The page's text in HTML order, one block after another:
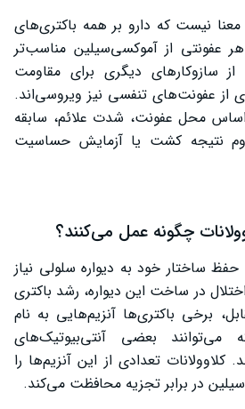
سوسپانسیون آموکسی کلاو
کلاو و مقاومت آنتی‌بیوتیکی
معنا نیست که دارو بر همه باکتری‌های
هر عفونتی از آموکسی‌سیلین مناسب‌تر
سازوکارهای دیگری برای مقاومت
از عفونت‌های تنفسی نیز ویروسی‌اند.
محل عفونت، شدت علائم، سابقه
نتیجه کشت یا آزمایش حساسیت
چگونه عمل می‌کنند؟
ساختار خود به دیواره سلولی نیاز
در ساخت این دیواره، رشد باکتری
برخی باکتری‌ها آنزیم‌هایی به نام
که می‌توانند بعضی آنتی‌بیوتیک‌های
کلاوولانات تعدادی از این آنزیم‌ها را
در برابر تجزیه محافظت می‌کند.